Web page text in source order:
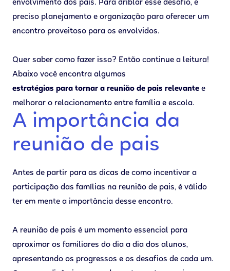
envolvimento dos pais. Para driblar esse desafio, é
preciso planejamento e organização para oferecer um
encontro proveitoso para os envolvidos.
Quer saber como fazer isso? Então continue a leitura!
Abaixo você encontra algumas
estratégias para tornar a reunião de pais relevante e
melhorar o relacionamento entre família e escola.
A importância da
reunião de pais
Antes de partir para as dicas de como incentivar a
participação das famílias na reunião de pais, é válido
ter em mente a importância desse encontro.
A reunião de pais é um momento essencial para
aproximar os familiares do dia a dia dos alunos,
apresentando os progressos e os desafios de cada um.